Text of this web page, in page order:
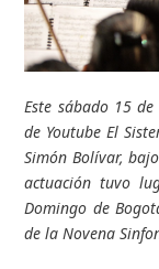
Este sábado 15
de Youtube El
Simón Bolívar,
actuación tuvo
Domingo de
de la Novena